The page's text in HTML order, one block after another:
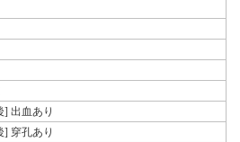
] 出血あり
] 穿孔あり